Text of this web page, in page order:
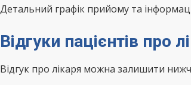
Детальний графік прийому та
Відгуки пацієнтів
Відгук про лікаря можна залишити